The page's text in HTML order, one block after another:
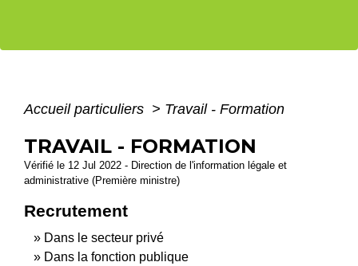
Accueil particuliers > Travail - Formation
TRAVAIL - FORMATION
Vérifié le 12 Jul 2022 - Direction de l'information légale et
administrative (Première ministre)
Recrutement
Dans le secteur privé
Dans la fonction publique